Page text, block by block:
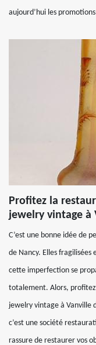
aujourd’hui les
Profitez la
jewelry vintage à
C’est une bonne idée de
de Nancy. Elles
cette imperfection se
totalement. Alors,
jewelry vintage à Vanville
c’est une société
rassure de restaurer vos